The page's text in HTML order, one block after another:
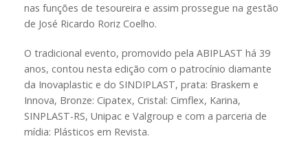
nas funções de tesoureira e assim prossegue na gestão
de José Ricardo Roriz Coelho.
O tradicional evento, promovido pela ABIPLAST há 39
anos, contou nesta edição com o patrocínio diamante
da Inovaplastic e do SINDIPLAST, prata: Braskem e
Innova, Bronze: Cipatex, Cristal: Cimflex, Karina,
SINPLAST-RS, Unipac e Valgroup e com a parceria de
mídia: Plásticos em Revista.